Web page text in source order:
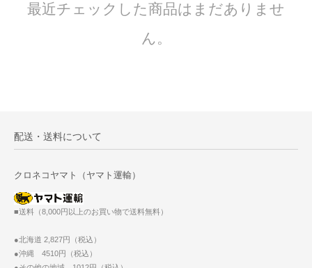
最近チェックした商品はまだありませ
ん。
配送・送料について
クロネコヤマト（ヤマト運輸）
■送料（8,000円以上のお買い物で送料無料）
●北海道 2,827円（税込）
●沖縄 4510円（税込）